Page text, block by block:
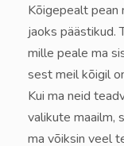
Kõigepealt pean
jaoks päästikud.
mille peale ma
sest meil kõigil
Kui ma neid
valikute maailm,
ma võiksin veel